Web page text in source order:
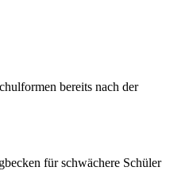
bereits nach der
für schwächere Schüler